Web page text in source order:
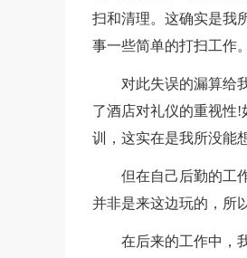
扫和清理。这确实是我
事一些简单的打扫工作。
对此失误的漏算给
了酒店对礼仪的重视性
训，这实在是我所没能
但在自己后勤的工
并非是来这边玩的，所
在后来的工作中，